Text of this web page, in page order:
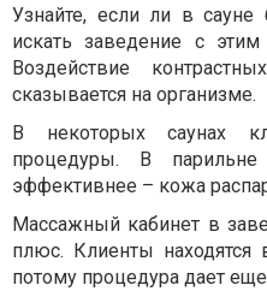
Узнайте, если ли в сауне
искать заведение с
Воздействие
сказывается на организме.
В некоторых саунах
процедуры. В
эффективнее – кожа
Массажный кабинет в
плюс. Клиенты находятся
потому процедура дает